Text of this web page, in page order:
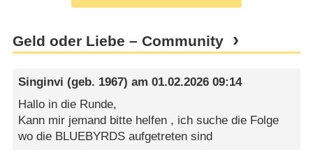
Geld oder Liebe – Community
Singinvi (geb. 1967) am01.02.2026 09:14
Hallo in die Runde,
Kann mir jemand bitte helfen , ich suche die Folge
wo die BLUEBYRDS aufgetreten sind